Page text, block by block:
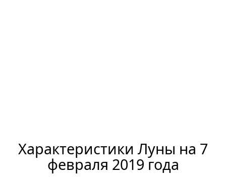
Характеристики Луны на 7
февраля 2019 года